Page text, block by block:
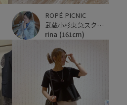
ROPÉ PICNIC
武蔵小杉東急スクエア
rina (161cm)